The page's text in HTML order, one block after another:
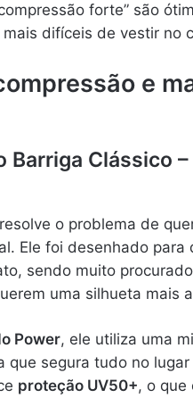
forte” são
difíceis de vestir no
e
Barriga Clássico
resolve o problema de
Ele foi desenhado para
sendo muito
uma silhueta mais
Power, ele utiliza uma
que segura tudo no
proteção UV50+, o que